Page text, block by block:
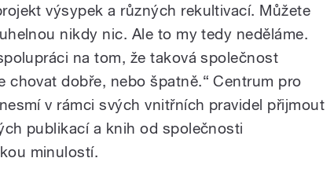
výsypek a různých rekultivací. Můžete
nikdy nic. Ale to my tedy neděláme.
na tom, že taková společnost
chovat dobře, nebo špatně.“ Centrum pro
v rámci svých vnitřních pravidel přijmout
publikací a knih od společnosti
minulostí.